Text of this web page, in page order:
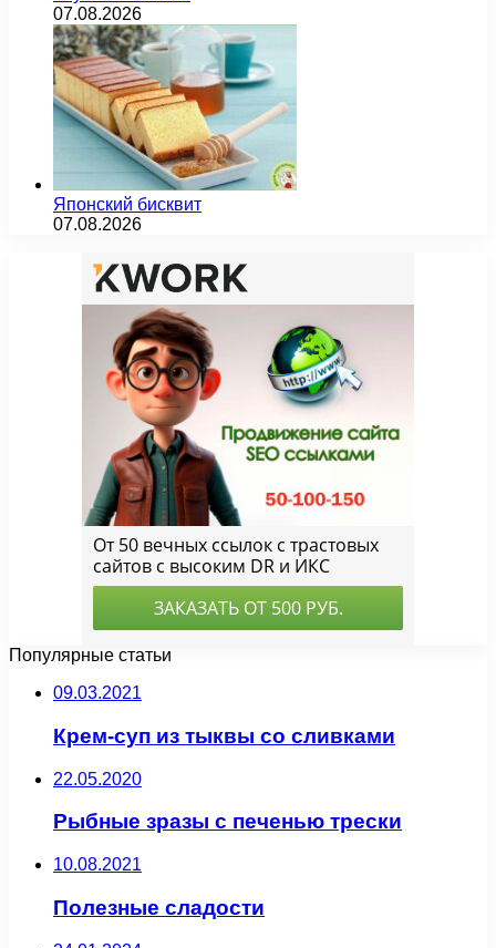
07.08.2026
Японский бисквит
07.08.2026
Популярные статьи
09.03.2021
Крем-суп из тыквы со сливками
22.05.2020
Рыбные зразы с печенью трески
10.08.2021
Полезные сладости